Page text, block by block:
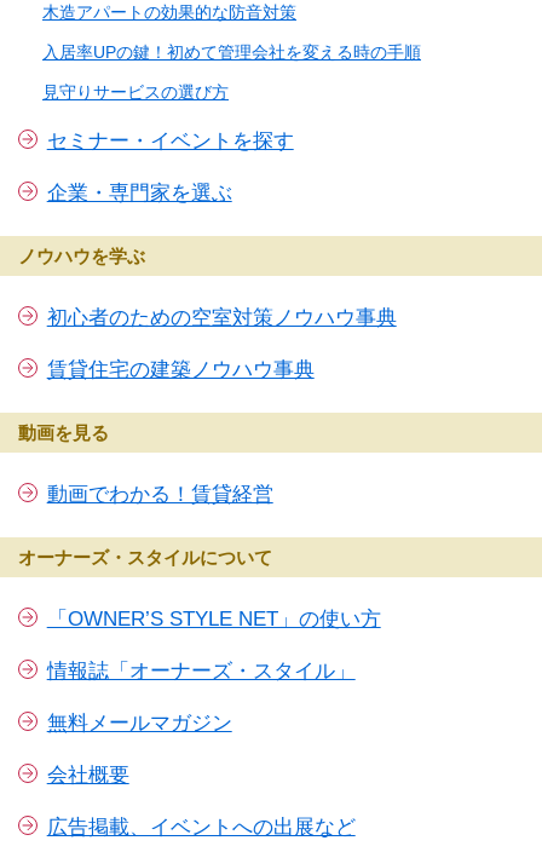
木造アパートの効果的な防音対策
入居率UPの鍵！初めて管理会社を変える時の手順
見守りサービスの選び方
セミナー・イベントを探す
企業・専門家を選ぶ
ノウハウを学ぶ
初心者のための空室対策ノウハウ事典
賃貸住宅の建築ノウハウ事典
動画を見る
動画でわかる！賃貸経営
オーナーズ・スタイルについて
「OWNER’S STYLE NET」の使い方
情報誌「オーナーズ・スタイル」
無料メールマガジン
会社概要
広告掲載、イベントへの出展など